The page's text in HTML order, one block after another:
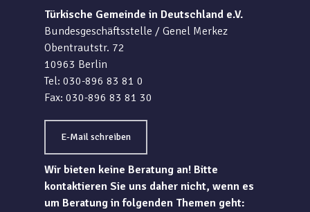
Türkische Gemeinde in Deutschland e.V.
Bundesgeschäftsstelle / Genel Merkez
Obentrautstr. 72
10963 Berlin
Tel: 030-896 83 81 0
Fax: 030-896 83 81 30
E-Mail schreiben
Wir bieten keine Beratung an! Bitte
kontaktieren Sie uns daher nicht, wenn es
um Beratung in folgenden Themen geht: